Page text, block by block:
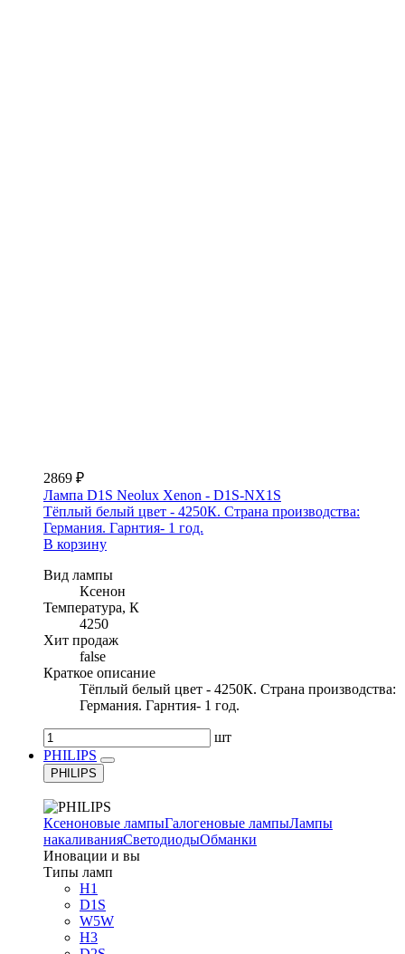
2869 ₽
Лампа D1S Neolux Xenon - D1S-NX1S
Тёплый белый цвет - 4250К. Страна производства:
Германия. Гарнтия- 1 год.
В корзину
Вид лампы
Ксенон
Температура, К
4250
Хит продаж
false
Краткое описание
Тёплый белый цвет - 4250К. Страна производства:
Германия. Гарнтия- 1 год.
шт
PHILIPS
PHILIPS
Ксеноновые лампыГалогеновые лампыЛампы
накаливанияСветодиодыОбманки
Иновации и вы
Типы ламп
H1
D1S
W5W
H3